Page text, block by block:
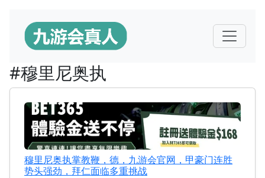
#穆里尼奥执
穆里尼奥执掌教鞭，德，九游会官网，甲豪门连胜
势头强劲，拜仁面临多重挑战